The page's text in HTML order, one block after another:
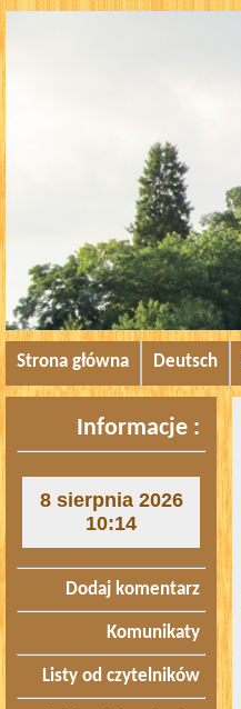
Strona główna Deutsch
Informacje :
8 sierpnia 2026
10:14
Dodaj komentarz
Komunikaty
Listy od czytelników